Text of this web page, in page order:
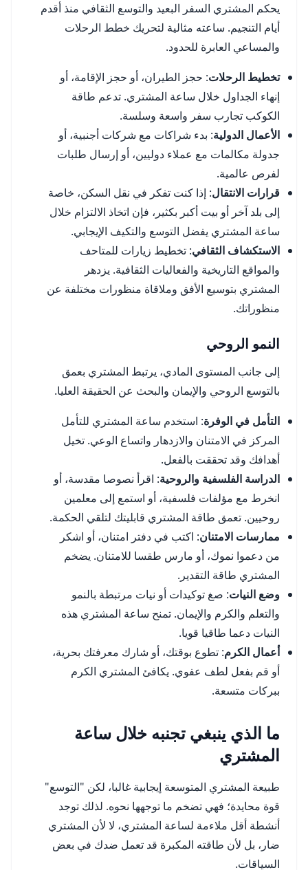
يحكم المشتري السفر البعيد والتوسع الثقافي منذ أقدم
أيام التنجيم. ساعته مثالية لتحريك خطط الرحلات
والمساعي العابرة للحدود.
تخطيط الرحلات: حجز الطيران، أو حجز الإقامة، أو
إنهاء الجداول خلال ساعة المشتري. تدعم طاقة
الكوكب تجارب سفر واسعة وسلسة.
الأعمال الدولية: بدء شراكات مع شركات أجنبية، أو
جدولة مكالمات مع عملاء دوليين، أو إرسال طلبات
لفرص عالمية.
قرارات الانتقال: إذا كنت تفكر في نقل السكن، خاصة
إلى بلد آخر أو بيت أكبر بكثير، فإن اتخاذ الالتزام خلال
ساعة المشتري يفضل التوسع والتكيف الإيجابي.
الاستكشاف الثقافي: تخطيط زيارات للمتاحف
والمواقع التاريخية والفعاليات الثقافية. يزدهر
المشتري بتوسيع الأفق وملاقاة منظورات مختلفة عن
منظوراتك.
النمو الروحي
إلى جانب المستوى المادي، يرتبط المشتري بعمق
بالتوسع الروحي والإيمان والبحث عن الحقيقة العليا.
التأمل في الوفرة: استخدم ساعة المشتري للتأمل
المركز في الامتنان والازدهار واتساع الوعي. تخيل
أهدافك وقد تحققت بالفعل.
الدراسة الفلسفية والروحية: اقرأ نصوصا مقدسة، أو
انخرط مع مؤلفات فلسفية، أو استمع إلى معلمين
روحيين. تعمق طاقة المشتري قابليتك لتلقي الحكمة.
ممارسات الامتنان: اكتب في دفتر امتنان، أو اشكر
من دعموا نموك، أو مارس طقسا للامتنان. يضخم
المشتري طاقة التقدير.
وضع النيات: صغ توكيدات أو نيات مرتبطة بالنمو
والتعلم والكرم والإيمان. تمنح ساعة المشتري هذه
النيات دعما طاقيا قويا.
أعمال الكرم: تطوع بوقتك، أو شارك معرفتك بحرية،
أو قم بفعل لطف عفوي. يكافئ المشتري الكرم
ببركات متسعة.
ما الذي ينبغي تجنبه خلال ساعة
المشتري
طبيعة المشتري المتوسعة إيجابية غالبا، لكن "التوسع"
قوة محايدة؛ فهي تضخم ما توجهها نحوه. لذلك توجد
أنشطة أقل ملاءمة لساعة المشتري، لا لأن المشتري
ضار، بل لأن طاقته المكبرة قد تعمل ضدك في بعض
السياقات.